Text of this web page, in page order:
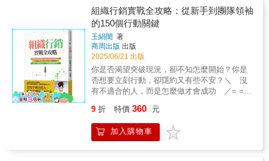
前，麥克拉倫就是能幫你突破的人。」——珍
妮佛．奧爾伍德（Jennifer Allwood），基督徒
女性的商業教練、《恐懼不再是你的老闆》
（Fear Is Not the Boss of You）作者「史都．
麥克拉倫教企業家如何打造強大、獲利且有使
命感的事業。如果你準備好透過連結與服務重
新定義財富，麥克拉倫關於會員經營的見解將
為你帶來轉型之路。」——帕特里斯．華盛頓
（Patrice Washington），「再定義財富研究
「我們從史都．麥克拉倫那裡學到的東西徹底
改變了人生。多虧他的教導，我們從一開始就
正確地建立了會員網站，如今社群蓬勃發展，
握脈絡，你的產品就不只是商品，而是讓人願
意主動選擇的「解決方案」！不論你是⋯⋯．
想透過副業獲得穩定收入．想開發全新商品．
想在目前的職場提升業績．想在社群平台上一
舉爆紅只要你渴望「靠自己的力量影響他
人」，《進化論行銷學：精準命中人類八大本
能，打造讓人無法抗拒的商品服務》都能助你
一臂之力！
台灣不少企業也跟上這股浪潮，但導入後卻發
現因文化和做事思維的差異，讓敏捷開發的成
效備受質疑，如開發的產品不被市場所認可。
原因是台灣的產品負責人（Product Owner,
PO）往往肩負開發及行銷賣座之責。這意味
著，PO想要打造叫好又叫座的產品，就需要擁
有敏捷開發與市場行銷的專業能力。因此，符
合台灣產業的PO經典《成功的敏捷產品管理—
打造暢銷產品的祕訣》就此誕生，期盼它成為
PO界的維基百科，在PO失去方向時，為你指
新世代PO必修課本書從「如何成為一位成功的
PO」作為出發點，如同新手PO的教戰手冊，
帶領讀者解析全球頂尖的PO代表人物，一窺他
組織行銷實戰全攻略：從新手到團隊領袖
的150個行動關鍵
王絹閔 著
商周出版 出版
2025/06/21 出版
你是否渴望突破現況，卻不知怎麼開始？你是
否想要立刻行動，卻隱約又有些不安？＼ 沒
有不適合的人，而是怎麼做才會成功 ／= = =
整彙總學習成功者的觀念與方法，讓機會掌握
在自己手上= = = = = = = = = = = = = = = =剛
踏入組織行銷領域，你可能充滿熱情，也同時
9 折 特價 360 元
加入購物車